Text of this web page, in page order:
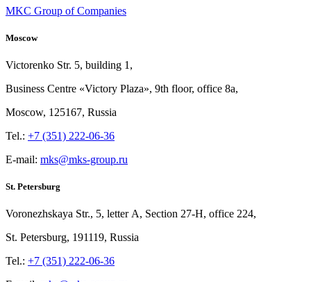
MKC Group of Companies
Moscow
Victorenko Str. 5, building 1,
Business Centre «Victory Plaza», 9th floor, office 8a,
Moscow, 125167, Russia
Tel.: +7 (351) 222-06-36
E-mail: mks@mks-group.ru
St. Petersburg
Voronezhskaya Str., 5, letter A, Section 27-Н, office 224,
St. Petersburg, 191119, Russia
Tel.: +7 (351) 222-06-36